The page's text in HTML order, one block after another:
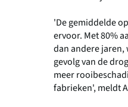
'De gemiddelde
ervoor. Met 80%
dan andere jaren,
gevolg van de
meer
fabrieken', meldt